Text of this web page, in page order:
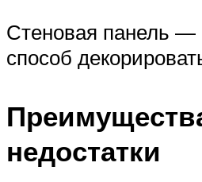
Стеновая панель —
способ
недостатки